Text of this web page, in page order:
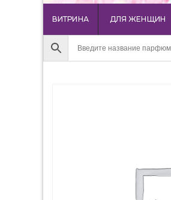
ВИТРИНА ДЛЯ ЖЕНЩИН